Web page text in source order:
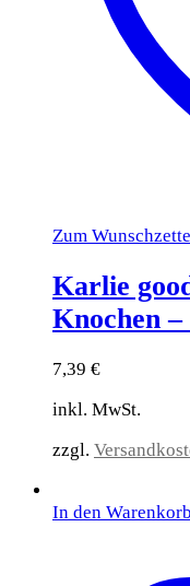
Zum
Karlie
Knochen –
7,39 €
inkl. MwSt.
zzgl.
In den Warenkorb